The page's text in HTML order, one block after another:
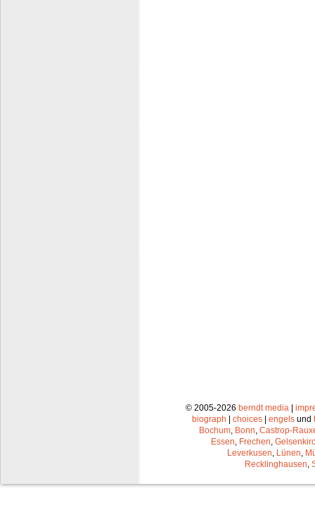
© 2005-2026 berndt media |
biograph | choices | engels und
Bochum Bonn Castrop-
Essen Frechen
Leverkusen Lünen
Recklinghausen